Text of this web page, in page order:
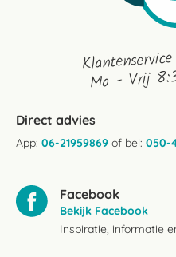
Ma - Vrij
Direct advies
App: 06-21959869 of bel: 050-
Facebook
Bekijk Facebook
Inspiratie, informatie